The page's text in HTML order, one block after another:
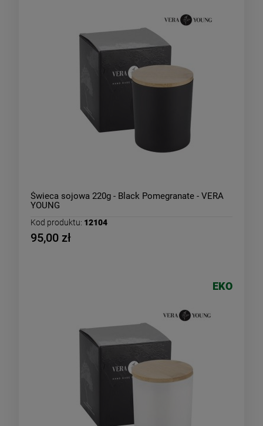
Świeca sojowa 220g - Black Pomegranate - VERA
YOUNG
Kod produktu: 12104
95,00 zł
EKO